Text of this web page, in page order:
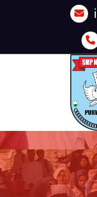
Sadar